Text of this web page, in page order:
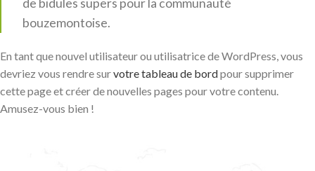
de bidules supers pour la communauté
bouzemontoise.
En tant que nouvel utilisateur ou utilisatrice de WordPress, vous
devriez vous rendre survotre tableau de bordpour supprimer
cette page et créer de nouvelles pages pour votre contenu.
Amusez-vous bien !